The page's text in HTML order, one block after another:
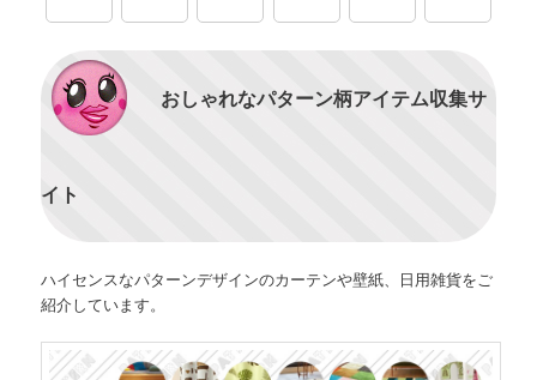
おしゃれなパターン柄アイテム収集サ
イト
ハイセンスなパターンデザインのカーテンや壁紙、日用雑貨をご
紹介しています。